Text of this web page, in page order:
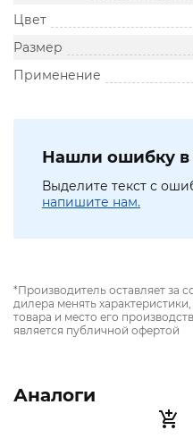
Цвет
Размер
Применение
Нашли ошибку в
Выделите текст с
напишите нам.
*Производитель оставляет за
дилера менять
товара и место его
является публичной офертой
Аналоги